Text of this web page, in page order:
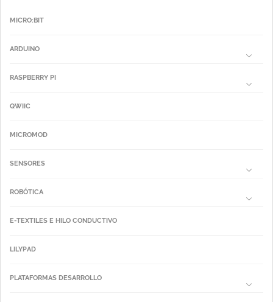
MICRO:BIT
ARDUINO
RASPBERRY PI
QWIIC
MICROMOD
SENSORES
ROBÓTICA
E-TEXTILES E HILO CONDUCTIVO
LILYPAD
PLATAFORMAS DESARROLLO